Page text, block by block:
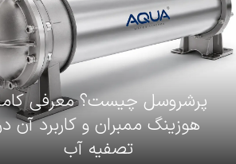
پرشروسل چیست؟ معرفی
هوزینگ ممبران و کاربرد آن
تصفیه آب